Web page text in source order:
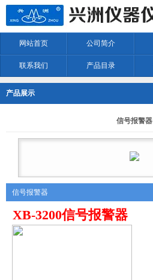
网站首页 公司简介
联系我们 产品目录
产品展示
信号报警器
信号报警器
XB-3200信号报警器